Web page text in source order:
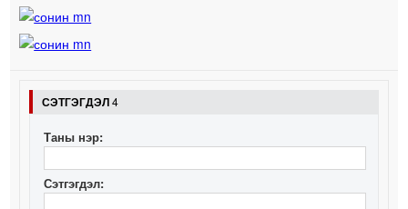
СЭТГЭГДЭЛ4
Таны нэр:
Сэтгэгдэл: